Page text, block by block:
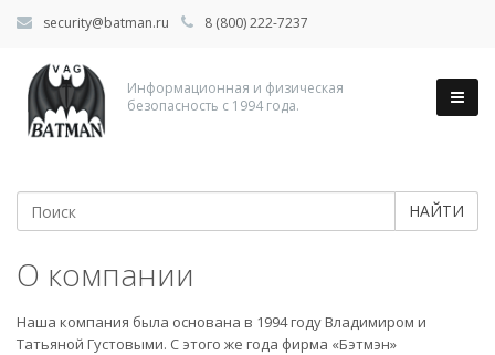
security@batman.ru 8 (800) 222-7237
Информационная и физическая
безопасность с 1994 года.
НАЙТИ
О компании
Наша компания была основана в 1994 году Владимиром и
Татьяной Густовыми. С этого же года фирма «Бэтмэн»